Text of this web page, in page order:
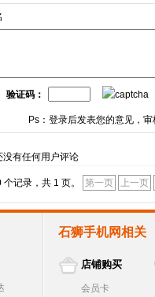
验证码：
Ps：登录后发表您的意见，
没有任何用户评论
个记录，共 1 页。 第一页 上一页
石狮手机网相关
店铺购买
会员卡